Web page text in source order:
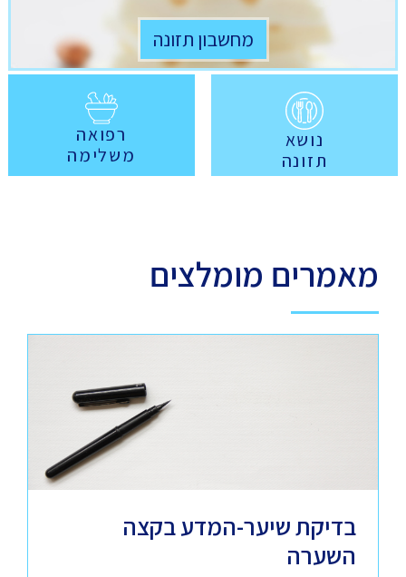
מחשבון תזונה
נושא
תזונה
רפואה
משלימה
מאמרים מומלצים
בדיקת שיער-המדע בקצה
השערה